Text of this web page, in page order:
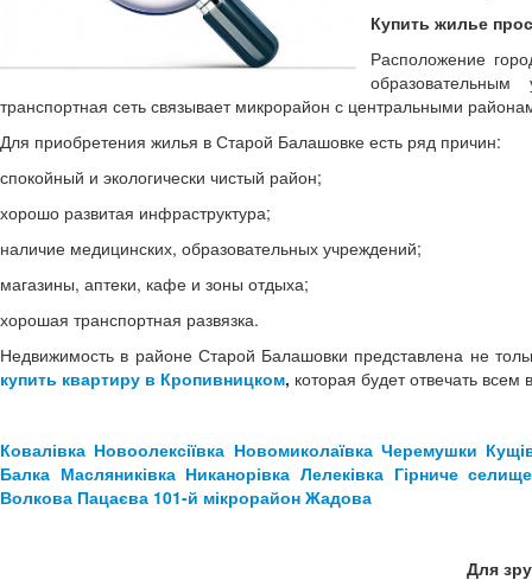
Купить жилье
Расположение
транспортная сеть связывает микрорайон с центральными
Для приобретения жилья в Старой Балашовке есть ряд причин:
спокойный и экологически чистый район;
хорошо развитая инфраструктура;
наличие медицинских, образовательных учреждений;
магазины, аптеки, кафе и зоны отдыха;
хорошая транспортная развязка.
Недвижимость в районе Старой Балашовки представлена не
купить квартиру в Кропивницком, которая будет отвечать
Ковалівка Новоолексіївка Новомиколаївка Черемушки
Балка Масляниківка Никанорівка Лелеківка Гірниче селище
Волкова Пацаєва 101-й мікрорайон Жадова
Для